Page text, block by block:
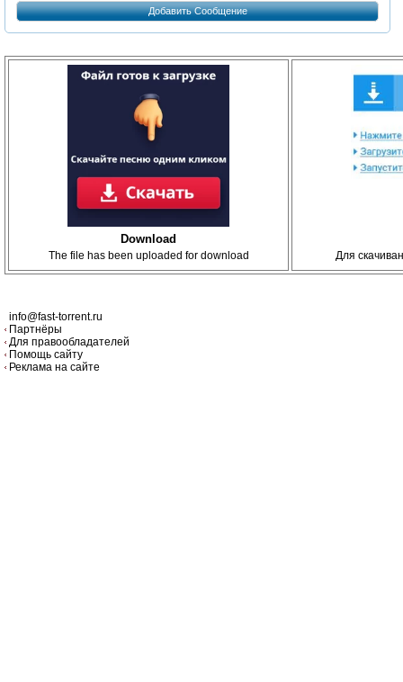
Добавить Сообщение
Download
The file has been uploaded for download Для
info@fast-torrent.ru
Партнёры
Для правообладателей
Помощь сайту
Реклама на сайте